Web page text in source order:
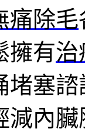
痛除毛
擁有治
堵塞諮
減內臟